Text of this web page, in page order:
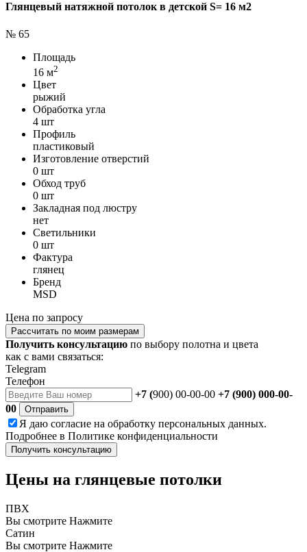
Глянцевый натяжной потолок в детской S= 16 м2
№ 65
Площадь
16 м2
Цвет
рыжий
Обработка угла
4 шт
Профиль
пластиковый
Изготовление отверстий
0 шт
Обход труб
0 шт
Закладная под люстру
нет
Светильники
0 шт
Фактура
глянец
Бренд
MSD
Цена по запросу
Рассчитать по моим размерам
Получить консультацию по выбору полотна и цвета
как с вами связаться:
Telegram
Телефон
+7 (900) 00-00-00 +7 (900) 000-00-
00
Отправить
Я даю согласие на обработку персональных данных.
Подробнее в Политике конфиденциальности
Получить консультацию
Цены на глянцевые потолки
ПВХ
Вы смотрите Нажмите
Сатин
Вы смотрите Нажмите